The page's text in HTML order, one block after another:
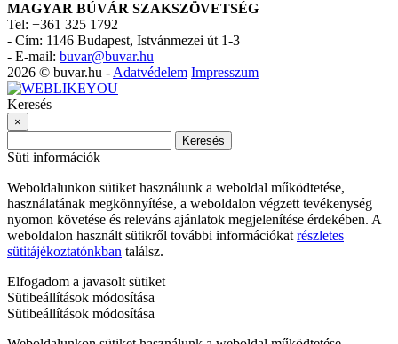
MAGYAR BÚVÁR SZAKSZÖVETSÉG
Tel: +361 325 1792
- Cím: 1146 Budapest, Istvánmezei út 1-3
- E-mail: buvar@buvar.hu
2026 © buvar.hu - Adatvédelem Impresszum
Keresés
×
Keresés
Süti információk
Weboldalunkon sütiket használunk a weboldal működtetése,
használatának megkönnyítése, a weboldalon végzett tevékenység
nyomon követése és releváns ajánlatok megjelenítése érdekében. A
weboldalon használt sütikről további információkat részletes
sütitájékoztatónkban találsz.
Elfogadom a javasolt sütiket
Sütibeállítások módosítása
Sütibeállítások módosítása